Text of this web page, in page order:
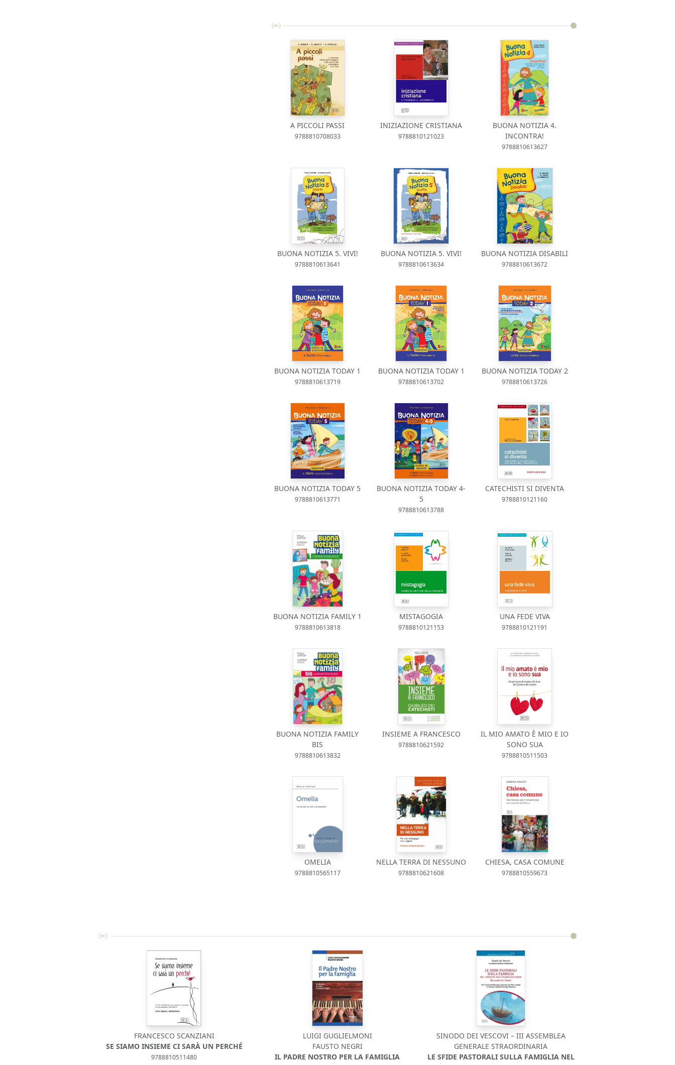
A PICCOLI PASSI
9788810708033
INIZIAZIONE CRISTIANA
9788810121023
BUONA NOTIZIA 4.
INCONTRA!
9788810613627
BUONA NOTIZIA 5. VIVI!
9788810613641
BUONA NOTIZIA 5. VIVI!
9788810613634
BUONA NOTIZIA DISABILI
9788810613672
BUONA NOTIZIA TODAY 1
9788810613719
BUONA NOTIZIA TODAY 1
9788810613702
BUONA NOTIZIA TODAY 2
9788810613726
BUONA NOTIZIA TODAY 5
9788810613771
BUONA NOTIZIA TODAY 4-
5
9788810613788
CATECHISTI SI DIVENTA
9788810121160
BUONA NOTIZIA FAMILY 1
9788810613818
MISTAGOGIA
9788810121153
UNA FEDE VIVA
9788810121191
BUONA NOTIZIA FAMILY
BIS
9788810613832
INSIEME A FRANCESCO
9788810621592
IL MIO AMATO È MIO E IO
SONO SUA
9788810511503
OMELIA
9788810565117
NELLA TERRA DI NESSUNO
9788810621608
CHIESA, CASA COMUNE
9788810559673
FRANCESCO SCANZIANI
SE SIAMO INSIEME CI SARÀ UN PERCHÉ
9788810511480
LUIGI GUGLIELMONI
FAUSTO NEGRI
IL PADRE NOSTRO PER LA FAMIGLIA
SINODO DEI VESCOVI – III ASSEMBLEA
GENERALE STRAORDINARIA
LE SFIDE PASTORALI SULLA FAMIGLIA NEL